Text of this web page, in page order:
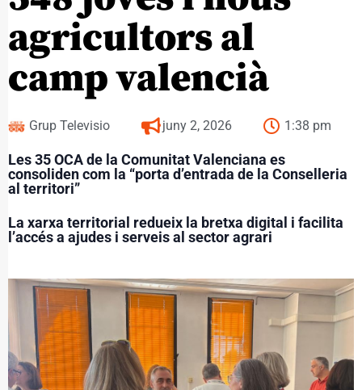
agricultors al
camp valencià
Grup Televisio juny 2, 2026 1:38 pm
Les 35 OCA de la Comunitat Valenciana es
consoliden com la “porta d’entrada de la Conselleria
al territori”
La xarxa territorial redueix la bretxa digital i facilita
l’accés a ajudes i serveis al sector agrari